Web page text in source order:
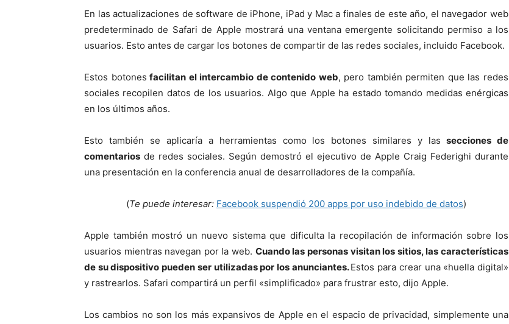
En las actualizaciones de software de iPhone, iPad y Mac a finales de este año, el navegador web
predeterminado de Safari de Apple mostrará una ventana emergente solicitando permiso a los
usuarios. Esto antes de cargar los botones de compartir de las redes sociales, incluido Facebook.
Estos botones facilitan el intercambio de contenido web, pero también permiten que las redes
sociales recopilen datos de los usuarios. Algo que Apple ha estado tomando medidas enérgicas
en los últimos años.
Esto también se aplicaría a herramientas como los botones similares y las secciones de
comentarios de redes sociales. Según demostró el ejecutivo de Apple Craig Federighi durante
una presentación en la conferencia anual de desarrolladores de la compañía.
(Te puede interesar: Facebook suspendió 200 apps por uso indebido de datos)
Apple también mostró un nuevo sistema que dificulta la recopilación de información sobre los
usuarios mientras navegan por la web. Cuando las personas visitan los sitios, las características
de su dispositivo pueden ser utilizadas por los anunciantes.Estos para crear una «huella digital»
y rastrearlos. Safari compartirá un perfil «simplificado» para frustrar esto, dijo Apple.
Los cambios no son los más expansivos de Apple en el espacio de privacidad, simplemente una